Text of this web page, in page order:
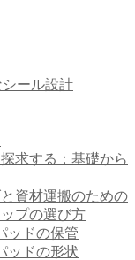
シール設計
求する：基礎から
資材運搬のための
プの選び方
ッドの保管
ッドの形状